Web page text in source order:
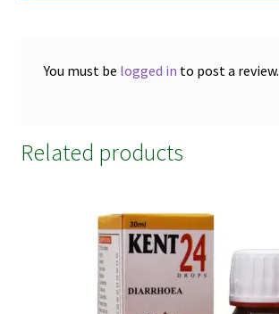
You must be logged in to post a review.
Related products